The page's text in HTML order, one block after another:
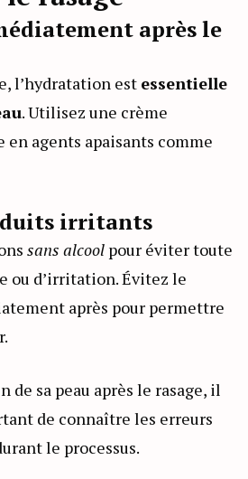
après le
l’hydratation est essentielle
. Utilisez une crème
agents apaisants comme
irritants
sans alcool pour éviter toute
ou d’irritation. Évitez le
après pour permettre
de sa peau après le rasage, il
de connaître les erreurs
le processus.